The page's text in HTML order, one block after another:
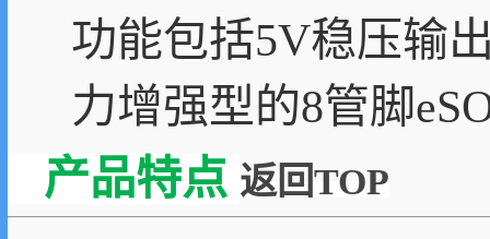
功能包括5V稳压输
力增强型的8管脚
产品特点 返回TOP